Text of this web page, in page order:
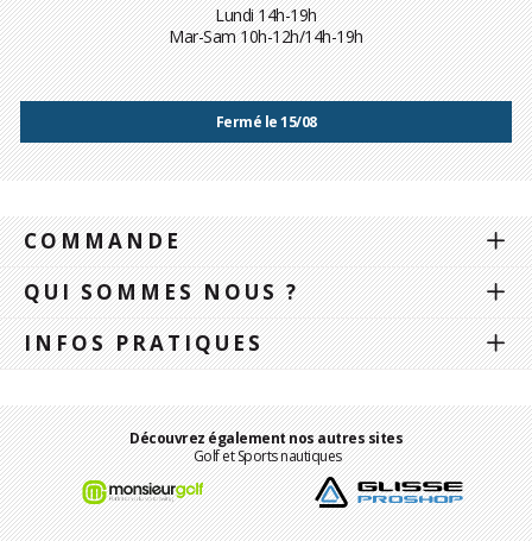
Lundi 14h-19h
Mar-Sam 10h-12h/14h-19h
Fermé le 15/08
COMMANDE
QUI SOMMES NOUS ?
INFOS PRATIQUES
Découvrez également nos autres sites
Golf et Sports nautiques